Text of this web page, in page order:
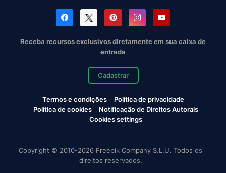
Receba recursos exclusivos diretamente em sua caixa de
entrada
Cadastrar
Termos e condições
Política de privacidade
Política de cookies
Notificação de Direitos Autorais
Cookies settings
Copyright © 2010-2026 Freepik Company S.L.U. Todos os
direitos reservados.